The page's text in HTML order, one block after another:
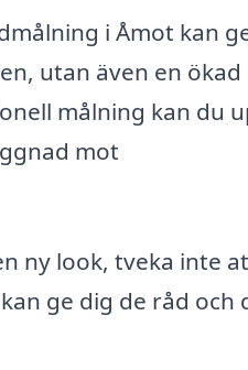
i Åmot kan
utan även en ökad
målning kan du
mot
ny look, tveka inte
ge dig de råd och